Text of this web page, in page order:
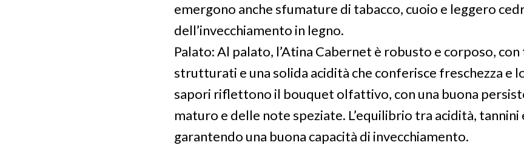
emergono anche sfumature di tabacco, cuoio e leggero
dell’invecchiamento in legno.
Palato: Al palato, l’Atina Cabernet è robusto e corposo, con
strutturati e una solida acidità che conferisce freschezza e
sapori riflettono il bouquet olfattivo, con una buona
maturo e delle note speziate. L’equilibrio tra acidità, tannini
garantendo una buona capacità di invecchiamento.